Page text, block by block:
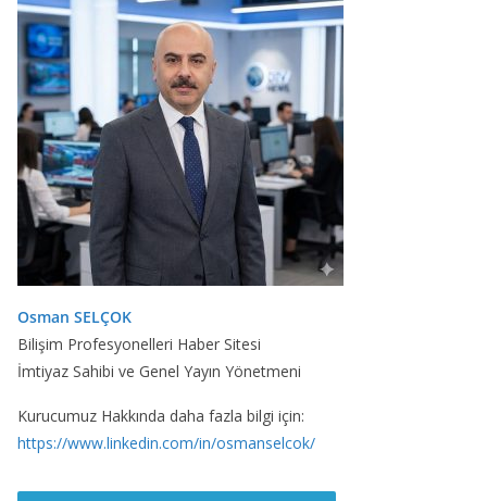
Osman SELÇOK
Bilişim Profesyonelleri Haber Sitesi
İmtiyaz Sahibi ve Genel Yayın Yönetmeni
Kurucumuz Hakkında daha fazla bilgi için:
https://www.linkedin.com/in/osmanselcok/